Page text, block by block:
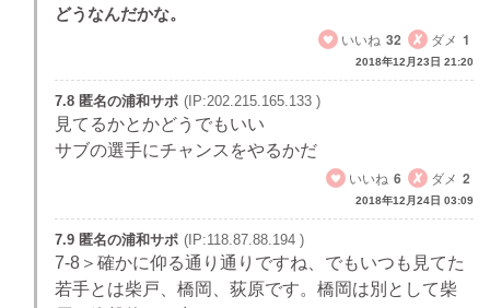
どうなんだかな。
いいね 32 ダメ 1
2018年12月23日 21:20
7.8 匿名の浦和サポ (IP:202.215.165.133 )
見てるかとかどうでもいい
サブの選手にチャンスをやるかだ
いいね 6 ダメ 2
2018年12月24日 03:09
7.9 匿名の浦和サポ (IP:118.87.88.194 )
7-8＞確かに仰る通り通りですね、でもいつも見てた
若手とは柴戸、橋岡、荻原です。橋岡は別として柴